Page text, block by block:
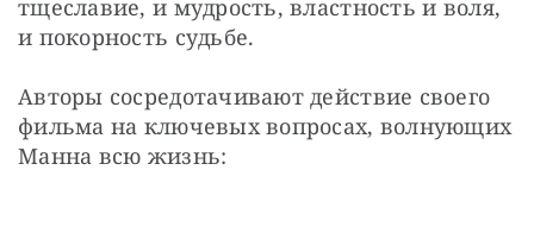
тщеславие, и мудрость, властность и воля,
и покорность судьбе.
Авторы сосредотачивают действие своего
фильма на ключевых вопросах, волнующих
Манна всю жизнь: